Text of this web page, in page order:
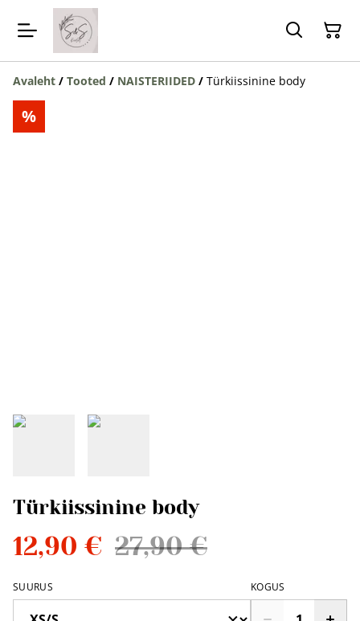
Avaleht / Tooted / NAISTERIIDED / Türkiissinine body
%
Türkiissinine body
12,90 € 27,90 €
SUURUS KOGUS